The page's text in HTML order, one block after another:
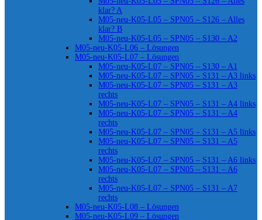
klar? A
M05-neu-K05-L05 – SPN05 – S126 – Alles
klar? B
M05-neu-K05-L05 – SPN05 – S130 – A2
M05-neu-K05-L06 – Lösungen
M05-neu-K05-L07 – Lösungen
M05-neu-K05-L07 – SPN05 – S130 – A1
M05-neu-K05-L07 – SPN05 – S131 – A3 links
M05-neu-K05-L07 – SPN05 – S131 – A3
rechts
M05-neu-K05-L07 – SPN05 – S131 – A4 links
M05-neu-K05-L07 – SPN05 – S131 – A4
rechts
M05-neu-K05-L07 – SPN05 – S131 – A5 links
M05-neu-K05-L07 – SPN05 – S131 – A5
rechts
M05-neu-K05-L07 – SPN05 – S131 – A6 links
M05-neu-K05-L07 – SPN05 – S131 – A6
rechts
M05-neu-K05-L07 – SPN05 – S131 – A7
rechts
M05-neu-K05-L08 – Lösungen
M05-neu-K05-L09 – Lösungen